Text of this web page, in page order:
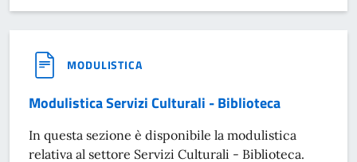
MODULISTICA
Modulistica Servizi Culturali - Biblioteca
In questa sezione è disponibile la modulistica
relativa al settore Servizi Culturali - Biblioteca.